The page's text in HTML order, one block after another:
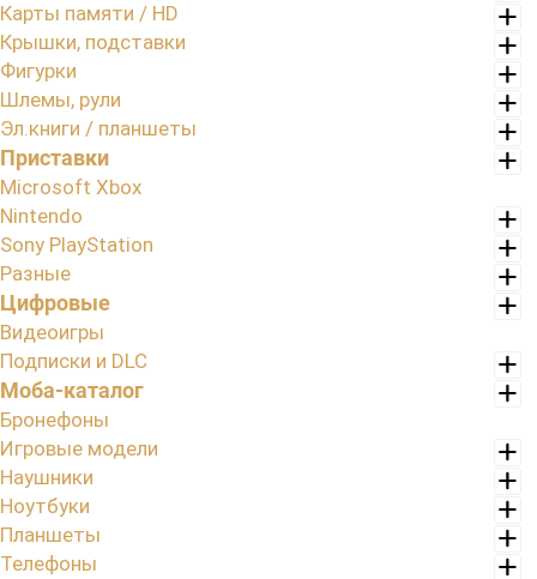
Карты памяти / HD
Крышки, подставки
Фигурки
Шлемы, рули
Эл.книги / планшеты
Приставки
Microsoft Xbox
Nintendo
Sony PlayStation
Разные
Цифровые
Видеоигры
Подписки и DLC
Моба-каталог
Бронефоны
Игровые модели
Наушники
Ноутбуки
Планшеты
Телефоны